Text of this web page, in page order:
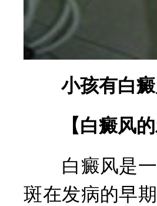
小孩有白
【白癜风的
白癜风是一
斑在发病的早